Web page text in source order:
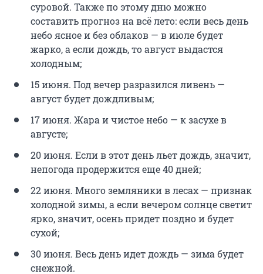
суровой. Также по этому дню можно
составить прогноз на всё лето: если весь день
небо ясное и без облаков — в июле будет
жарко, а если дождь, то август выдастся
холодным;
15 июня. Под вечер разразился ливень —
август будет дождливым;
17 июня. Жара и чистое небо — к засухе в
августе;
20 июня. Если в этот день льет дождь, значит,
непогода продержится еще 40 дней;
22 июня. Много земляники в лесах — признак
холодной зимы, а если вечером солнце светит
ярко, значит, осень придет поздно и будет
сухой;
30 июня. Весь день идет дождь — зима будет
снежной.